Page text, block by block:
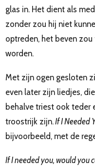
glas in. Het dient als
zonder zou hij niet
optreden, het beven zou
worden.
Met zijn ogen gesloten
even later zijn liedjes, die
behalve triest ook teder
troostrijk zijn.If I Needed
bijvoorbeeld, met de
If I needed you, would you